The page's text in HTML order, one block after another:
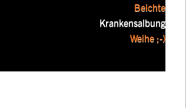
Beichte
Krankensalbung
Weihe ;-)